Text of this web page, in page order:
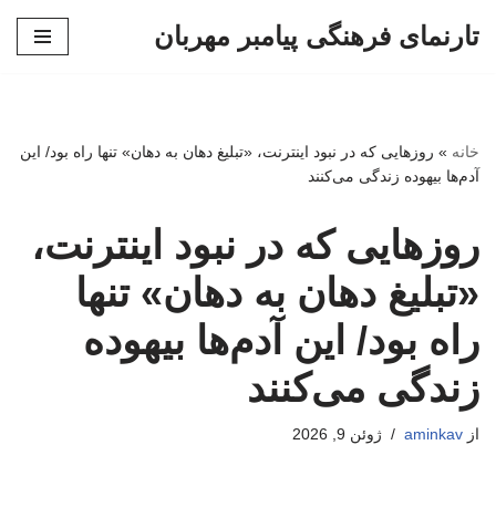
تارنمای فرهنگی پیامبر مهربان
خانه » روزهایی که در نبود اینترنت، «تبلیغ دهان به دهان» تنها راه بود/ این
آدم‌ها بیهوده زندگی می‌کنند
روزهایی که در نبود اینترنت،
«تبلیغ دهان به دهان» تنها
راه بود/ این آدم‌ها بیهوده
زندگی می‌کنند
از aminkav ژوئن 9, 2026